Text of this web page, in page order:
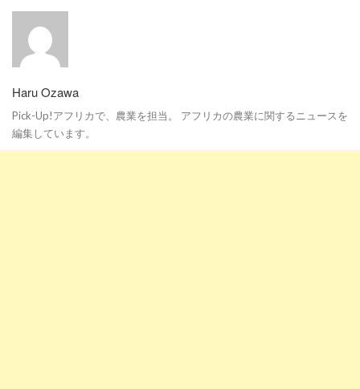
Haru Ozawa
Pick-Up!アフリカで、農業を担当。 アフリカの農業に関するニュースを
編集しています。